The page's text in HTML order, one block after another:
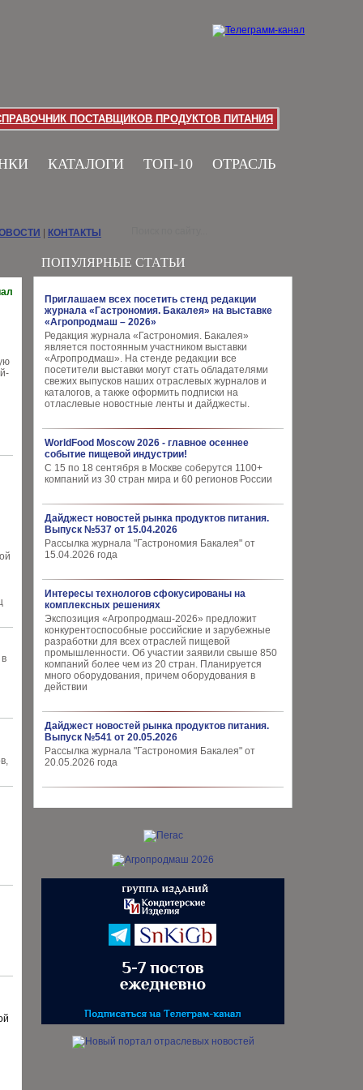
ПОСТАВЩИКОВ ПРОДУКТОВ ПИТАНИЯ
КАТАЛОГИ ТОП-10 ОТРАСЛЬ
ПОПУЛЯРНЫЕ СТАТЬИ
Приглашаем всех посетить стенд редакции
журнала «Гастрономия. Бакалея» на выставке
«Агропродмаш – 2026»
Редакция журнала «Гастрономия. Бакалея»
является постоянным участником выставки
«Агропродмаш». На стенде редакции все
посетители выставки могут стать обладателями
свежих выпусков наших отраслевых журналов и
каталогов, а также оформить подписки на
отласлевые новостные ленты и дайджесты.
WorldFood Moscow 2026 - главное осеннее
событие пищевой индустрии!
С 15 по 18 сентября в Москве соберутся 1100+
компаний из 30 стран мира и 60 регионов России
Дайджест новостей рынка продуктов питания.
Выпуск №537 от 15.04.2026
Рассылка журнала "Гастрономия Бакалея" от
15.04.2026 года
Интересы технологов сфокусированы на
комплексных решениях
Экспозиция «Агропродмаш-2026» предложит
конкурентоспособные российские и зарубежные
разработки для всех отраслей пищевой
промышленности. Об участии заявили свыше 850
компаний более чем из 20 стран. Планируется
много оборудования, причем оборудования в
действии
Дайджест новостей рынка продуктов питания.
Выпуск №541 от 20.05.2026
Рассылка журнала "Гастрономия Бакалея" от
20.05.2026 года
КОНТАКТЫ